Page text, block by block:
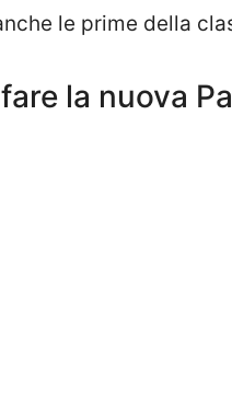
le prime della
la nuova